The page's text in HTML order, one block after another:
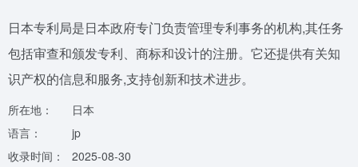
日本专利局是日本政府专门负责管理专利事务的机构,其任务
包括审查和颁发专利、商标和设计的注册。它还提供有关知
识产权的信息和服务,支持创新和技术进步。
所在地：
日本
语言：
jp
收录时间：
2025-08-30